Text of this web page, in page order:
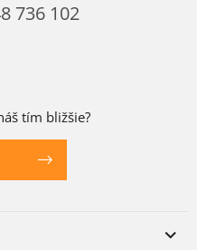
736 102
tím bližšie?